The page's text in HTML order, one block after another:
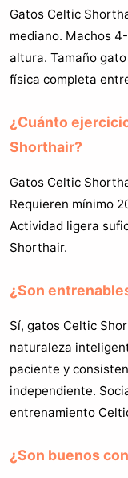
Gatos Celtic
mediano. Machos
altura. Tamaño
física completa
¿Cuánto
Shorthair?
Gatos Celtic
Requieren mínimo
Actividad ligera
Shorthair.
¿Son
Sí, gatos Celtic
naturaleza
paciente y
independiente.
entrenamiento
¿Son buenos